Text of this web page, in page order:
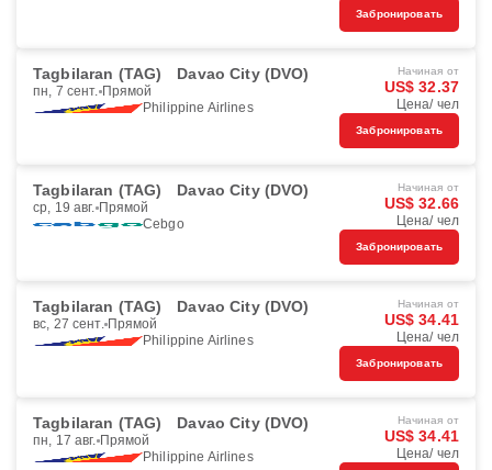
Забронировать
Tagbilaran (TAG) Davao City (DVO)
пн, 7 сент. Прямой
Philippine Airlines
Начиная от
US$ 32.37
Цена/ чел
Забронировать
Tagbilaran (TAG) Davao City (DVO)
ср, 19 авг. Прямой
Cebgo
Начиная от
US$ 32.66
Цена/ чел
Забронировать
Tagbilaran (TAG) Davao City (DVO)
вс, 27 сент. Прямой
Philippine Airlines
Начиная от
US$ 34.41
Цена/ чел
Забронировать
Tagbilaran (TAG) Davao City (DVO)
пн, 17 авг. Прямой
Philippine Airlines
Начиная от
US$ 34.41
Цена/ чел